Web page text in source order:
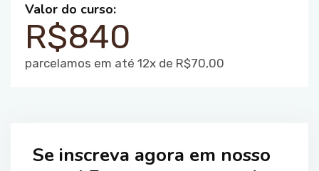
Valor do curso:
R$840
parcelamos em até 12x de R$70,00
Se inscreva agora em nosso